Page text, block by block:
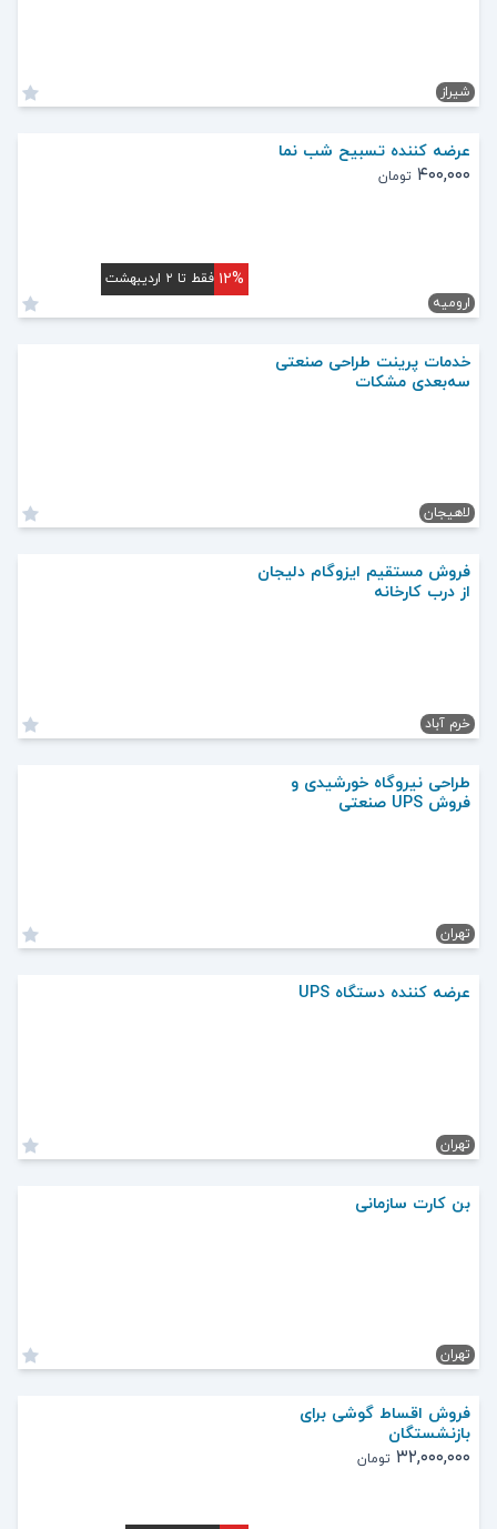
شیراز
۱۲% فقط تا ۲ اردیبهشت
عرضه کننده تسبیح شب نما
۴۰۰,۰۰۰ تومان
ارومیه
خدمات پرینت طراحی صنعتی
سه‌بعدی مشکات
لاهیجان
فروش مستقیم ایزوگام دلیجان
از درب کارخانه
خرم آباد
طراحی نیروگاه خورشیدی و
فروش UPS صنعتی
تهران
عرضه کننده دستگاه UPS
تهران
بن کارت سازمانی
تهران
فروش اقساط گوشی برای
بازنشستگان
۳۲,۰۰۰,۰۰۰ تومان